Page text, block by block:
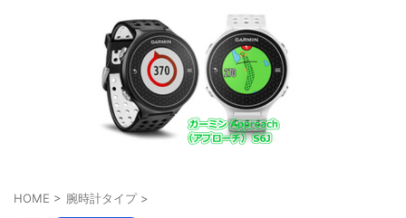
HOME > 腕時計タイプ >